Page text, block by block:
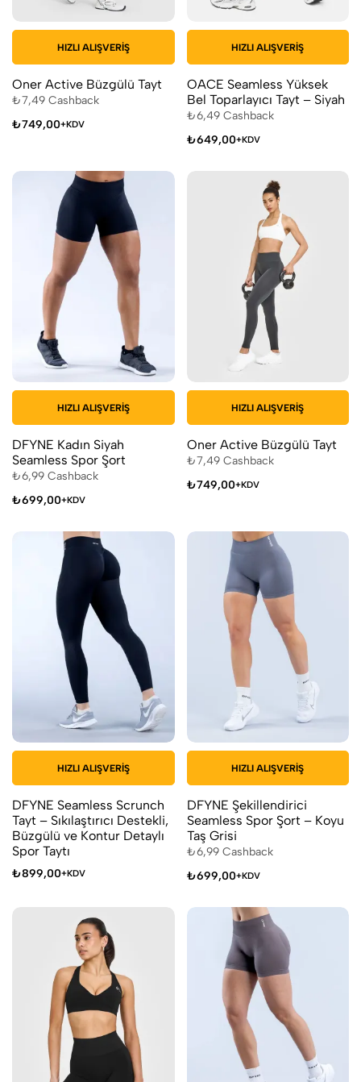
HIZLI ALIŞVERIŞ
Oner Active Büzgülü Tayt
₺7,49 Cashback
₺749,00+KDV
HIZLI ALIŞVERIŞ
OACE Seamless Yüksek
Bel Toparlayıcı Tayt – Siyah
₺6,49Cashback
₺649,00+KDV
HIZLI ALIŞVERIŞ
DFYNE Kadın Siyah
Seamless Spor Şort
₺6,99 Cashback
₺699,00+KDV
HIZLI ALIŞVERIŞ
Oner Active Büzgülü Tayt
₺7,49Cashback
₺749,00+KDV
HIZLI ALIŞVERIŞ
DFYNE Seamless Scrunch
Tayt – Sıkılaştırıcı Destekli,
Büzgülü ve Kontur Detaylı
Spor Taytı
₺899,00+KDV
HIZLI ALIŞVERIŞ
DFYNE Şekillendirici
Seamless Spor Şort – Koyu
Taş Grisi
₺6,99Cashback
₺699,00+KDV